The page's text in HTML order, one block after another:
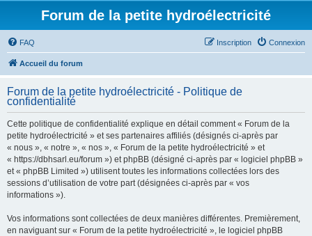
Forum de la petite hydroélectricité
FAQ Connexion
Inscription
Accueil du forum
Forum de la petite hydroélectricité - Politique de
confidentialité
Cette politique de confidentialité explique en détail comment « Forum de la
petite hydroélectricité » et ses partenaires affiliés (désignés ci-après par
« nous », « notre », « nos », « Forum de la petite hydroélectricité » et
« https://dbhsarl.eu/forum ») et phpBB (désigné ci-après par « logiciel phpBB »
et « phpBB Limited ») utilisent toutes les informations collectées lors des
sessions d’utilisation de votre part (désignées ci-après par « vos
informations »).
Vos informations sont collectées de deux manières différentes. Premièrement,
en naviguant sur « Forum de la petite hydroélectricité », le logiciel phpBB